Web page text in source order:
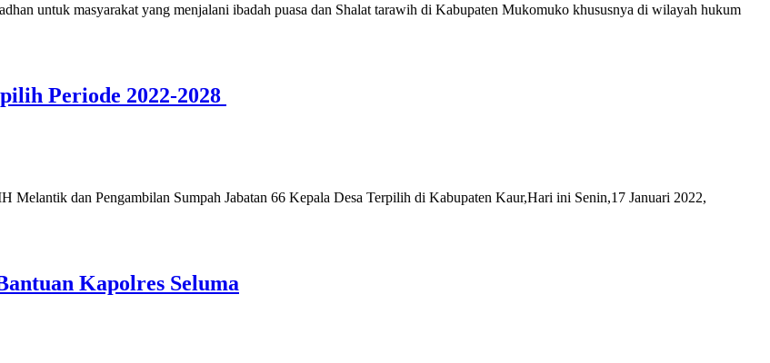
untuk masyarakat yang menjalani ibadah puasa dan Shalat tarawih di Kabupaten Mukomuko khususnya di wilayah hukum
Periode 2022-2028
dan Pengambilan Sumpah Jabatan 66 Kepala Desa Terpilih di Kabupaten Kaur,Hari ini Senin,17 Januari 2022,
Kapolres Seluma